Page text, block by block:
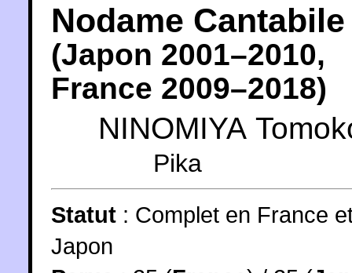
Nodame Cantabile
(Japon 2001–2010,
France 2009–2018)
NINOMIYA
Pika
Statut : Complet en France
Japon